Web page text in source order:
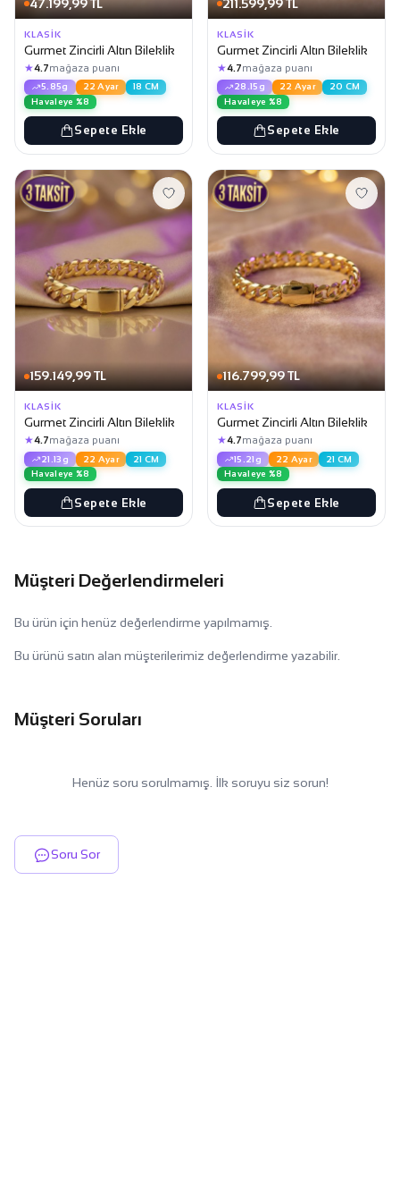
47.199,99 TL
KLASIK
Gurmet Zincirli Altın Bileklik
★4.7mağaza puanı
5.85g 22 Ayar
18 CM
Havaleye %8
Sepete Ekle
211.599,99 TL
KLASIK
Gurmet Zincirli Altın Bileklik
★4.7mağaza puanı
28.15g 22 Ayar
20 CM
Havaleye %8
Sepete Ekle
159.149,99 TL
KLASIK
Gurmet Zincirli Altın Bileklik
★4.7mağaza puanı
21.13g 22 Ayar
21 CM
Havaleye %8
Sepete Ekle
116.799,99 TL
KLASIK
Gurmet Zincirli Altın Bileklik
★4.7mağaza puanı
15.21g 22 Ayar
21 CM
Havaleye %8
Sepete Ekle
Müşteri Değerlendirmeleri
Bu ürün için henüz değerlendirme yapılmamış.
Bu ürünü satın alan müşterilerimiz değerlendirme yazabilir.
Müşteri Soruları
Henüz soru sorulmamış. İlk soruyu siz sorun!
Soru Sor